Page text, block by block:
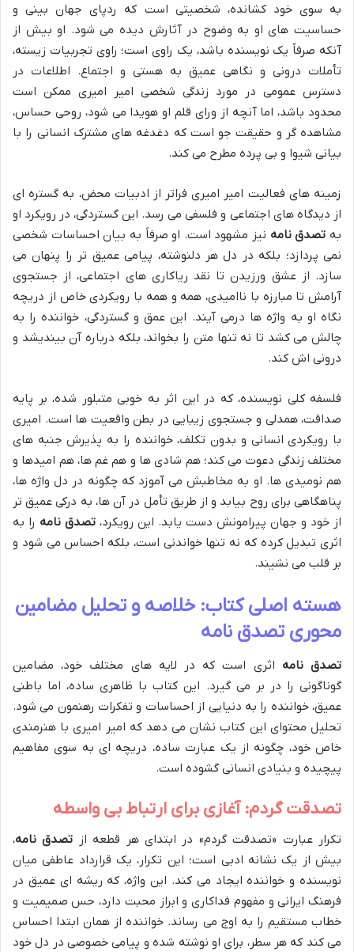
به سوی خود کشانده، شخصیتی است که ردپای جهان بینی و
حساسیت های او به وضوح در آثارش دیده می شود. او بیش از
آنکه صرفاً یک نویسنده باشد، یک راوی است؛ راوی تجربیات زیسته،
تأملات درونی و نگاهی عمیق به هستی و اجتماع. اطلاعات در
دسترس عمومی در مورد زندگی شخصی امیر امیری ممکن است
محدود باشد، اما آنچه از ورای قلم او هویدا می شود، روحی حساس،
مشاهده گر و حقیقت جو است که دغدغه های مشترک انسانی را با
بیانی شیوا و بی پرده مطرح می کند.
زمینه های فعالیت امیر امیری فراتر از ادبیات محض، به گستره ای
از دیدگاه های اجتماعی و فلسفی می رسد. این گستردگی، در رویکرد او
به تصدق نامه نیز مشهود است. او صرفاً به بیان احساسات شخصی
نمی پردازد؛ بلکه در دل هر دلنوشته، پیامی عمیق تر را پنهان می
سازد. از عشق ورزیدن تا نقد ریاکاری های اجتماعی، از جستجوی
آرامش تا مبارزه با ناامیدی، همه و همه با رویکردی خاص از دریچه
نگاه او به واژه ها درمی آیند. این عمق و گستردگی، خواننده را به
چالش می کشد تا نه تنها متن را بخواند، بلکه درباره آن بیندیشد و
درونی اش کند.
فلسفه کلی نویسنده، که در این اثر به خوبی متبلور شده، بر پایه
صداقت، همدلی و جستجوی زیبایی در بطن واقعیت ها است. امیری
با رویکردی انسانی و بدون تکلف، خواننده را به پذیرش جنبه های
مختلف زندگی دعوت می کند؛ هم شادی ها و هم غم ها، هم امیدها و
هم نومیدی ها. او به مخاطبش می آموزد که چگونه در دل واژه ها،
پناهگاهی برای روح بیابد و از طریق تأمل در آن ها، به درکی عمیق تر
از خود و جهان پیرامونش دست یابد. این رویکرد، تصدق نامه را به
اثری تبدیل کرده که نه تنها خواندنی است، بلکه احساس می شود و
بر قلب می نشیند.
هسته اصلی کتاب: خلاصه و تحلیل مضامین
محوری تصدق نامه
تصدق نامه اثری است که در لایه های مختلف خود، مضامین
گوناگونی را در بر می گیرد. این کتاب با ظاهری ساده، اما باطنی
عمیق، خواننده را به دنیایی از احساسات و تفکرات رهنمون می شود.
تحلیل محتوای این کتاب نشان می دهد که امیر امیری با هنرمندی
خاص خود، چگونه از یک عبارت ساده، دریچه ای به سوی مفاهیم
پیچیده و بنیادی انسانی گشوده است.
تصدقت گردم: آغازی برای ارتباط بی واسطه
تکرار عبارت «تصدقت گردم» در ابتدای هر قطعه از تصدق نامه،
بیش از یک نشانه ادبی است؛ این تکرار، یک قرارداد عاطفی میان
نویسنده و خواننده ایجاد می کند. این واژه، که ریشه ای عمیق در
فرهنگ ایرانی و مفهوم فداکاری و ابراز محبت دارد، حس صمیمیت و
خطاب مستقیم را به اوج می رساند. خواننده از همان ابتدا احساس
می کند که هر سطر، برای او نوشته شده و پیامی خصوصی در دل خود